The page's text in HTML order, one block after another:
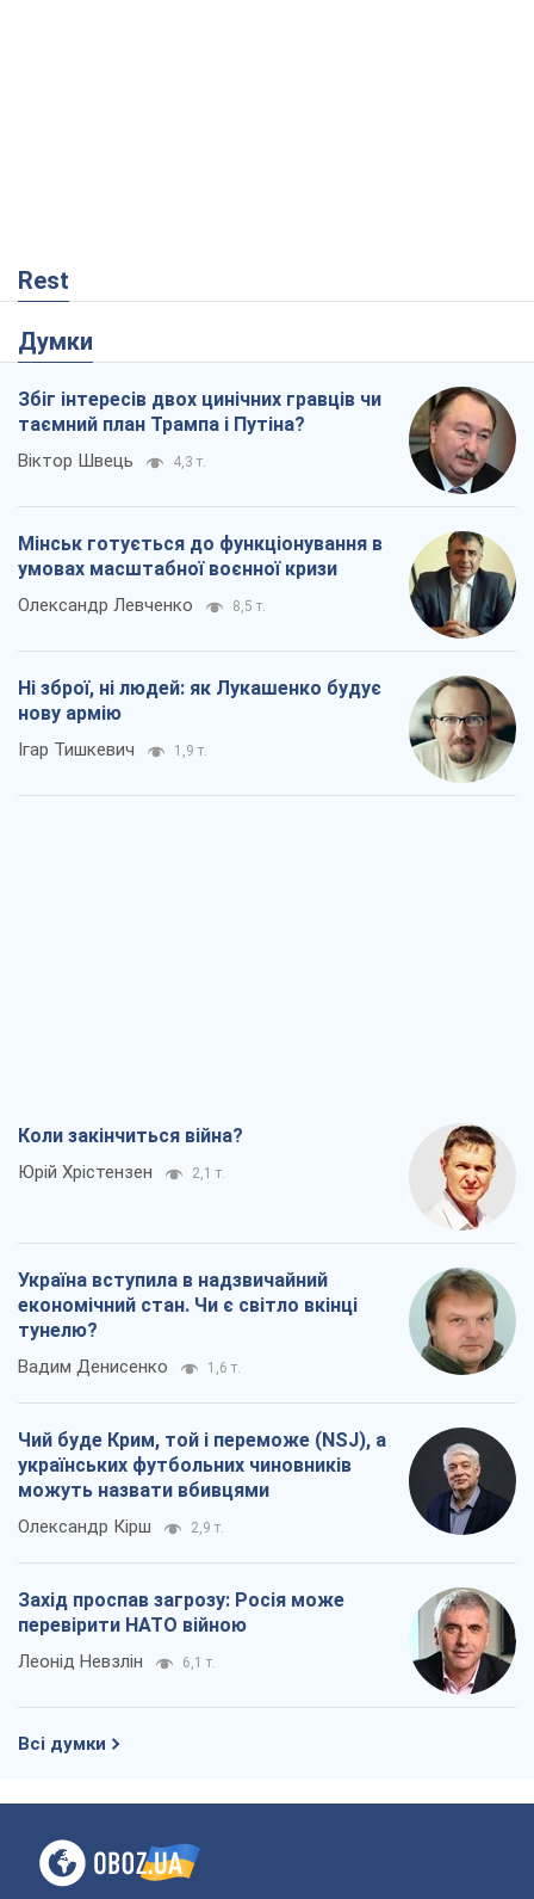
Rest
Думки
Збіг інтересів двох цинічних гравців чи
таємний план Трампа і Путіна?
Віктор Швець 4,3 т.
Мінськ готується до функціонування в
умовах масштабної воєнної кризи
Олександр Левченко 8,5 т.
Ні зброї, ні людей: як Лукашенко будує
нову армію
Ігар Тишкевич 1,9 т.
Коли закінчиться війна?
Юрій Хрістензен 2,1 т.
Україна вступила в надзвичайний
економічний стан. Чи є світло вкінці
тунелю?
Вадим Денисенко 1,6 т.
Чий буде Крим, той і переможе (NSJ), а
українських футбольних чиновників
можуть назвати вбивцями
Олександр Кірш 2,9 т.
Захід проспав загрозу: Росія може
перевірити НАТО війною
Леонід Невзлін 6,1 т.
Всі думки